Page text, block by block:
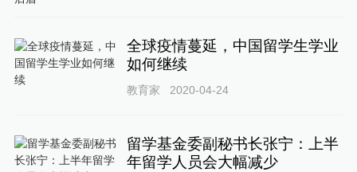
全球疫情蔓延，中国留学生学业
如何继续
教育家 2020-04-24
留学基金委副秘书长张宁：上半
年留学人员会大幅减少